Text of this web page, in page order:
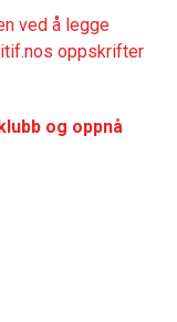
ved å legge
oppskrifter
og oppnå